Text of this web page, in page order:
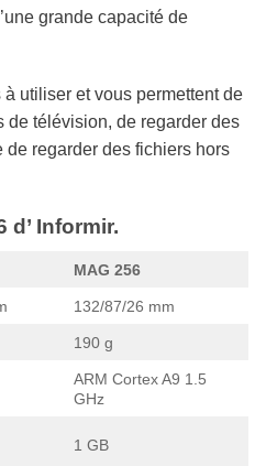
grande capacité de
utiliser et vous permettent de
de télévision, de regarder des
de regarder des fichiers hors
d’ Informir.
MAG 256
132/87/26 mm
190 g
ARM Cortex A9 1.5
GHz
1 GB